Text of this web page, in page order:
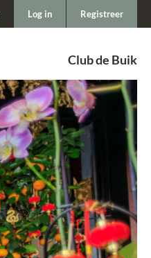
Registreer
Log in
Club de Buik